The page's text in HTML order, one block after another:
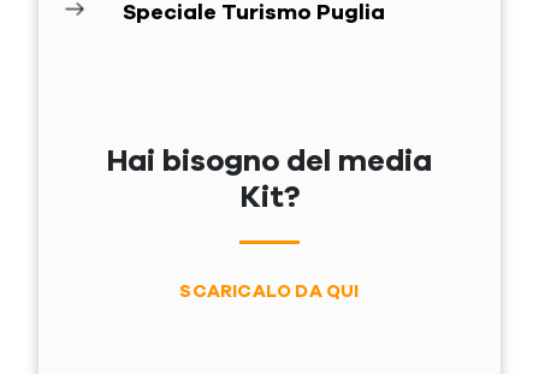
Speciale Turismo Puglia
Hai bisogno del media
Kit?
SCARICALO DA QUI